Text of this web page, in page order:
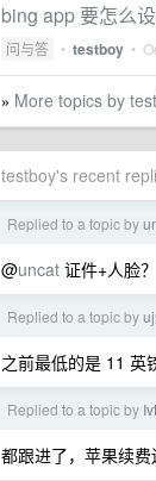
bing app 要怎么
问与答 • testboy •
» More topics by
testboy's recent
Replied to a topic by
@uncat 证件+人脸？
Replied to a topic by
之前最低的是 11 英
Replied to a topic by
都跟进了，苹果续费